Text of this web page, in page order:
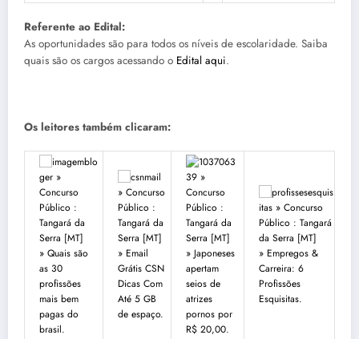
Referente ao Edital:
As oportunidades são para todos os níveis de escolaridade. Saiba
quais são os cargos acessando o Edital aqui.
Os leitores também clicaram:
» Quais são
as 30
profissões
mais bem
pagas do
brasil.
» Email
Grátis CSN
Dicas Com
Até 5 GB
de espaço.
» Japoneses
apertam
seios de
atrizes
pornos por
R$ 20,00.
» Empregos &
Carreira: 6
Profissões
Esquisitas.